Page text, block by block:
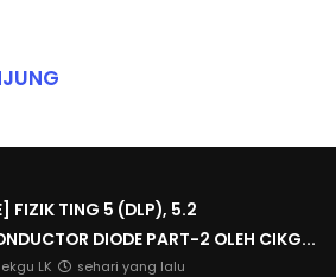
FIZIK TING 5 (DLP), 5.2
DIODE PART-2 OLEH CIKG...
LK sehari yang lalu